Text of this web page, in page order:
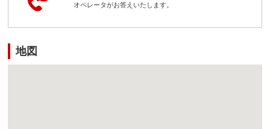
オペレータがお答えいたします。
地図